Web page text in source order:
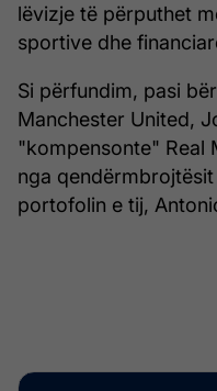
lëvizje të përputhet
sportive dhe
Si përfundim, pasi
Manchester United,
"kompensonte" Real
nga
portofolin e tij,